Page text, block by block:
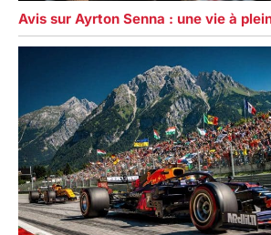
Avis sur Ayrton Senna : une vie à